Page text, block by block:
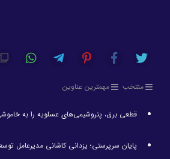
منتخب مهمترین عناوین
قطعی برق، پتروشیمی‌های عسلویه را به
پایان سرپرستی؛ یزدانی کاشانی مدیرعامل